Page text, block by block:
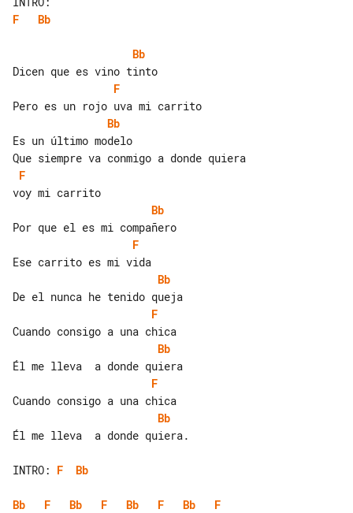
F
Bb
Bb
F
Bb
Es un último modelo
F
Bb
F
Bb
F
Bb
F
Bb
Él me lleva  a donde quiera.
INTRO: F Bb
Bb F Bb F Bb F Bb
F